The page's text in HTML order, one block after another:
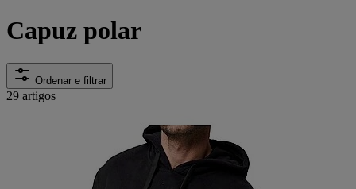
Capuz polar
Ordenar e filtrar
29 artigos